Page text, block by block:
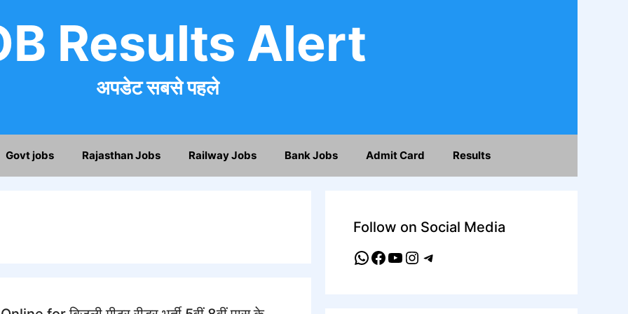
Results Alert
अपडेट सबसे पहले
Govt jobs Rajasthan Jobs Railway Jobs Bank Jobs Admit Card Results
Follow on Social Media
WhatsApp
Facebook
YouTube
Instagram
Telegram